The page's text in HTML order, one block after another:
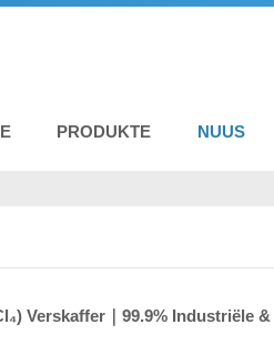
PRODUKTE NUUS
Verskaffer｜99.9% Industriële